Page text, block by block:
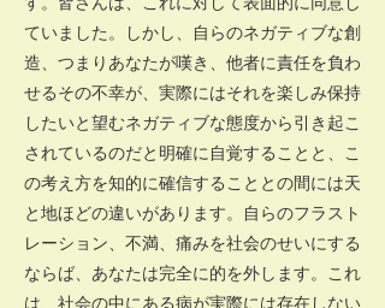
ていました。しかし、自らのネガティブな創
造、つまりあなたが嘆き、他者に責任を負わ
せるその不幸が、実際にはそれを楽しみ保持
したいと望むネガティブな態度から引き起こ
されているのだと明確に自覚することと、こ
の考え方を知的に確信することとの間には天
と地ほどの違いがあります。自らのフラスト
レーション、不満、痛みを社会のせいにする
ならば、あなたは完全に的を外します。これ
は、社会の中にある病が実際には存在しない